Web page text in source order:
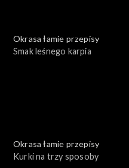
Okrasa łamie przepisy
Smak leśnego karpia
Okrasa łamie przepisy
Kurki na trzy sposoby